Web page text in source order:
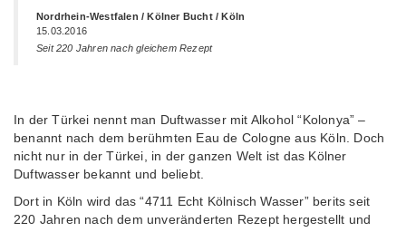
Nordrhein-Westfalen / Kölner Bucht / Köln
15.03.2016
Seit 220 Jahren nach gleichem Rezept
In der Türkei nennt man Duftwasser mit Alkohol “Kolonya” –
benannt nach dem berühmten Eau de Cologne aus Köln. Doch
nicht nur in der Türkei, in der ganzen Welt ist das Kölner
Duftwasser bekannt und beliebt.
Dort in Köln wird das “4711 Echt Kölnisch Wasser” berits seit
220 Jahren nach dem unveränderten Rezept hergestellt und